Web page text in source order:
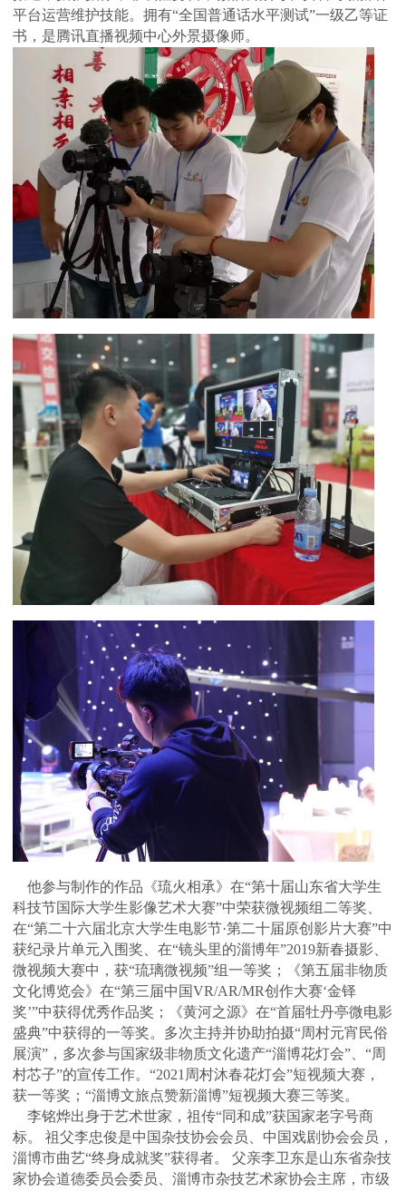
平台运营维护技能。拥有“全国普通话水平测试”一级乙等证
书，是腾讯直播视频中心外景摄像师。
他参与制作的作品《琉火相承》在“第十届山东省大学生
科技节国际大学生影像艺术大赛”中荣获微视频组二等奖、
在“第二十六届北京大学生电影节·第二十届原创影片大赛”中
获纪录片单元入围奖、在“镜头里的淄博年”2019新春摄影、
微视频大赛中，获“琉璃微视频”组一等奖；《第五届非物质
文化博览会》在“第三届中国VR/AR/MR创作大赛‘金铎
奖’”中获得优秀作品奖；《黄河之源》在“首届牡丹亭微电影
盛典”中获得的一等奖。多次主持并协助拍摄“周村元宵民俗
展演”，多次参与国家级非物质文化遗产“淄博花灯会”、“周
村芯子”的宣传工作。“2021周村沐春花灯会”短视频大赛，
获一等奖；“淄博文旅点赞新淄博”短视频大赛三等奖。
李铭烨出身于艺术世家，祖传“同和成”获国家老字号商
标。 祖父李忠俊是中国杂技协会会员、中国戏剧协会会员，
淄博市曲艺“终身成就奖”获得者。 父亲李卫东是山东省杂技
家协会道德委员会委员、淄博市杂技艺术家协会主席，市级